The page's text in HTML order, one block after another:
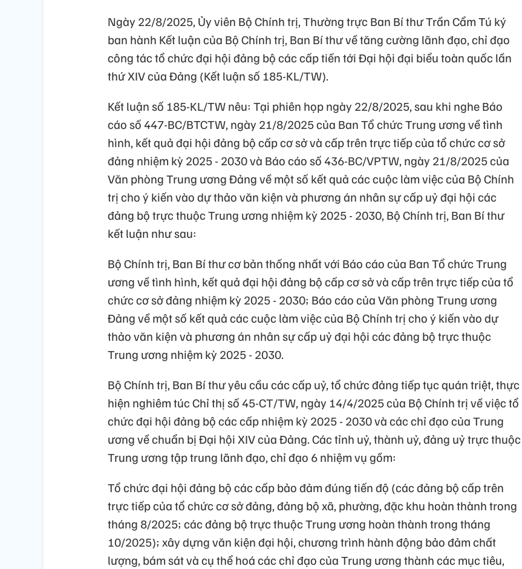
Ngày 22/8/2025, Ủy viên Bộ Chính trị, Thường trực Ban Bí thư Trần Cẩm Tú ký
ban hành Kết luận của Bộ Chính trị, Ban Bí thư về tăng cường lãnh đạo, chỉ đạo
công tác tổ chức đại hội đảng bộ các cấp tiến tới Đại hội đại biểu toàn quốc lần
thứ XIV của Đảng (Kết luận số 185-KL/TW).
Kết luận số 185-KL/TW nêu: Tại phiên họp ngày 22/8/2025, sau khi nghe Báo
cáo số 447-BC/BTCTW, ngày 21/8/2025 của Ban Tổ chức Trung ương về tình
hình, kết quả đại hội đảng bộ cấp cơ sở và cấp trên trực tiếp của tổ chức cơ sở
đảng nhiệm kỳ 2025 - 2030 và Báo cáo số 436-BC/VPTW, ngày 21/8/2025 của
Văn phòng Trung ương Đảng về một số kết quả các cuộc làm việc của Bộ Chính
trị cho ý kiến vào dự thảo văn kiện và phương án nhân sự cấp uỷ đại hội các
đảng bộ trực thuộc Trung ương nhiệm kỳ 2025 - 2030, Bộ Chính trị, Ban Bí thư
kết luận như sau:
Bộ Chính trị, Ban Bí thư cơ bản thống nhất với Báo cáo của Ban Tổ chức Trung
ương về tình hình, kết quả đại hội đảng bộ cấp cơ sở và cấp trên trực tiếp của tổ
chức cơ sở đảng nhiệm kỳ 2025 - 2030; Báo cáo của Văn phòng Trung ương
Đảng về một số kết quả các cuộc làm việc của Bộ Chính trị cho ý kiến vào dự
thảo văn kiện và phương án nhân sự cấp uỷ đại hội các đảng bộ trực thuộc
Trung ương nhiệm kỳ 2025 - 2030.
Bộ Chính trị, Ban Bí thư yêu cầu các cấp uỷ, tổ chức đảng tiếp tục quán triệt, thực
hiện nghiêm túc Chỉ thị số 45-CT/TW, ngày 14/4/2025 của Bộ Chính trị về việc tổ
chức đại hội đảng bộ các cấp nhiệm kỳ 2025 - 2030 và các chỉ đạo của Trung
ương về chuẩn bị Đại hội XIV của Đảng. Các tỉnh uỷ, thành uỷ, đảng uỷ trực thuộc
Trung ương tập trung lãnh đạo, chỉ đạo 6 nhiệm vụ gồm:
Tổ chức đại hội đảng bộ các cấp bảo đảm đúng tiến độ (các đảng bộ cấp trên
trực tiếp của tổ chức cơ sở đảng, đảng bộ xã, phường, đặc khu hoàn thành trong
tháng 8/2025; các đảng bộ trực thuộc Trung ương hoàn thành trong tháng
10/2025); xây dựng văn kiện đại hội, chương trình hành động bảo đảm chất
lượng, bám sát và cụ thể hoá các chỉ đạo của Trung ương thành các mục tiêu,